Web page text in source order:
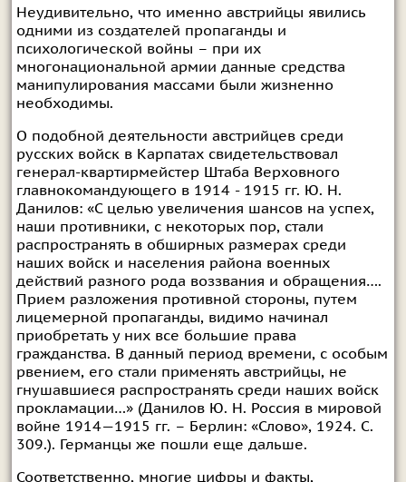
Неудивительно, что именно австрийцы явились
одними из создателей пропаганды и
психологической войны – при их
многонациональной армии данные средства
манипулирования массами были жизненно
необходимы.
О подобной деятельности австрийцев среди
русских войск в Карпатах свидетельствовал
генерал-квартирмейстер Штаба Верховного
главнокомандующего в 1914 - 1915 гг. Ю. Н.
Данилов: «С целью увеличения шансов на успех,
наши противники, с некоторых пор, стали
распространять в обширных размерах среди
наших войск и населения района военных
действий разного рода воззвания и обращения….
Прием разложения противной стороны, путем
лицемерной пропаганды, видимо начинал
приобретать у них все большие права
гражданства. В данный период времени, с особым
рвением, его стали применять австрийцы, не
гнушавшиеся распространять среди наших войск
прокламации…» (Данилов Ю. Н. Россия в мировой
войне 1914—1915 гг. – Берлин: «Слово», 1924. С.
309.). Германцы же пошли еще дальше.
Соответственно, многие цифры и факты,